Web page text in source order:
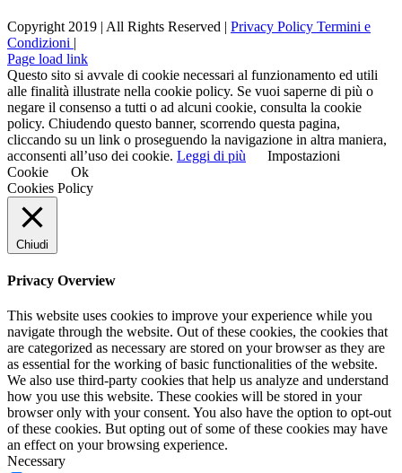
Copyright 2019 | All Rights Reserved | Privacy Policy Termini e
Condizioni |
Page load link
Questo sito si avvale di cookie necessari al funzionamento ed utili
alle finalità illustrate nella cookie policy. Se vuoi saperne di più o
negare il consenso a tutti o ad alcuni cookie, consulta la cookie
policy. Chiudendo questo banner, scorrendo questa pagina,
cliccando su un link o proseguendo la navigazione in altra maniera,
acconsenti all’uso dei cookie. Leggi di più
Impostazioni
Cookie
Ok
Cookies Policy
Chiudi
Privacy Overview
This website uses cookies to improve your experience while you
navigate through the website. Out of these cookies, the cookies that
are categorized as necessary are stored on your browser as they are
as essential for the working of basic functionalities of the website.
We also use third-party cookies that help us analyze and understand
how you use this website. These cookies will be stored in your
browser only with your consent. You also have the option to opt-out
of these cookies. But opting out of some of these cookies may have
an effect on your browsing experience.
Necessary